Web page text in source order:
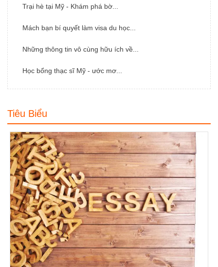
Trại hè tại Mỹ - Khám phá bờ...
Mách bạn bí quyết làm visa du học...
Những thông tin vô cùng hữu ích về...
Học bổng thạc sĩ Mỹ - ước mơ...
Tiêu Biểu
Dịch vụ luyện phỏng vấn xin Visa Mỹ